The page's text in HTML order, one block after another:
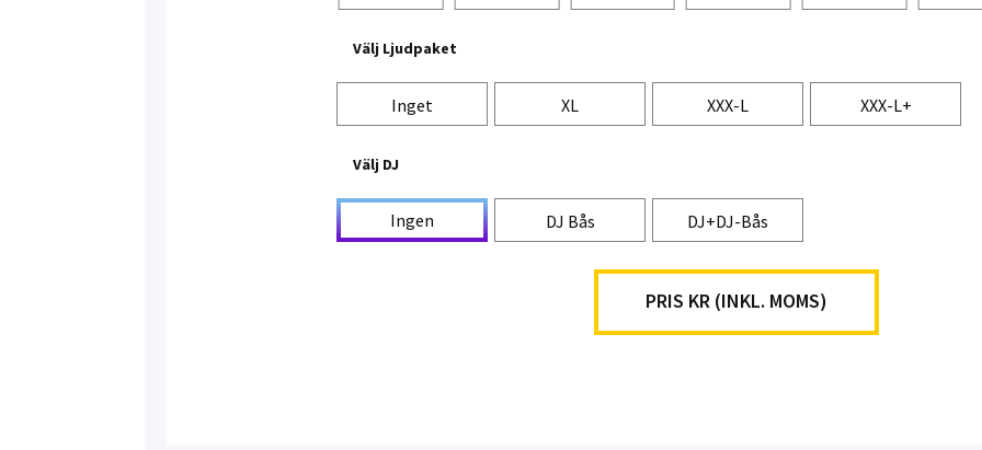
Välj Ljudpaket
Inget XL XXX-L XXX-L+
Välj DJ
Ingen DJ Bås DJ+DJ-Bås
PRIS KR (INKL. MOMS)